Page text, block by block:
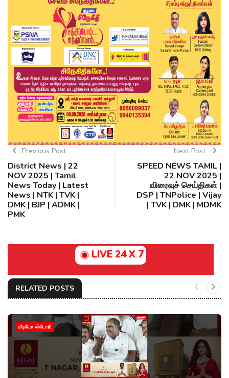
Previous Post
District News | 22
NOV 2025 | Tamil
News Today | Latest
News | NTK | TVK |
DMK | BJP | ADMK |
PMK
Next Post
SPEED NEWS TAMIL |
22 NOV 2025 |
விரைவுச் செய்திகள் |
DSP | TNPolice | Vijay
| TVK | DMK | MDMK
LIVE 24 X 7
RELATED POSTS
வீடியோ ஸ்டோரி